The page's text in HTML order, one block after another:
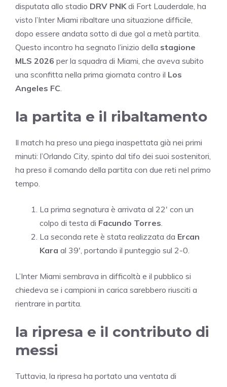
disputata allo stadio DRV PNKdi Fort Lauderdale, ha
visto l’Inter Miami ribaltare una situazione difficile,
dopo essere andata sotto di due gol a metà partita.
Questo incontro ha segnato l’inizio della stagione
MLS 2026 per la squadra di Miami, che aveva subito
una sconfitta nella prima giornata contro il Los
Angeles FC
la partita e il ribaltamento
Il match ha preso una piega inaspettata già nei primi
minuti: l’Orlando City, spinto dal tifo dei suoi sostenitori,
ha preso il comando della partita con due reti nel primo
tempo.
La prima segnatura è arrivata al 22′ con un
colpo di testa di Facundo Torres
La seconda rete è stata realizzata da Ercan
Kara al 39′, portando il punteggio sul 2-0.
L’Inter Miami sembrava in difficoltà e il pubblico si
chiedeva se i campioni in carica sarebbero riusciti a
rientrare in partita.
la ripresa e il contributo di
messi
Tuttavia, la ripresa ha portato una ventata di